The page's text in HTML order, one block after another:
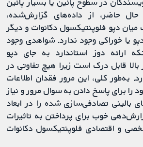
حاضر، از داده‌های گزارش‌شده،
دپو فلوپنتیکسول دکانوات و دیگر
یا خوراکی وجود ندارد. شواهدی وجود
ارائه دوز استاندارد به جای دپو
بالا قابل درک است زیرا هیچ تفاوتی در
به‌طور کلی، این مرور فقدان اطلاعات
را برای پاسخ دادن به سوال مرور و نیاز
بالینی تصادفی‌سازی شده را در ابعاد
خوب برای پرداختن به تاثیرات
و اقتصادی فلوپنتیکسول دکانوات